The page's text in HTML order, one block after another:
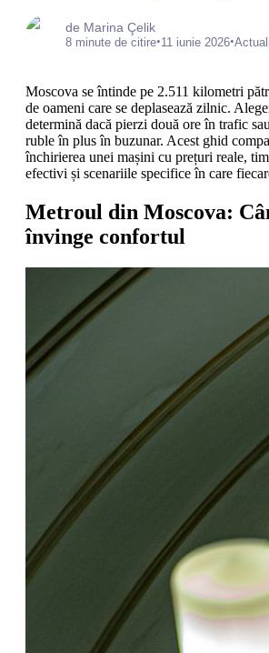
de Marina Çelik
8 minute de citire•11 iunie 2026•
Moscova se întinde pe 2.511 kilometri
de oameni care se deplasează zilnic.
determină dacă pierzi două ore în trafic
ruble în plus în buzunar. Acest ghid
închirierea unei mașini cu prețuri reale,
efectivi și scenariile specifice în care
Metroul din Moscova:
învinge confortul